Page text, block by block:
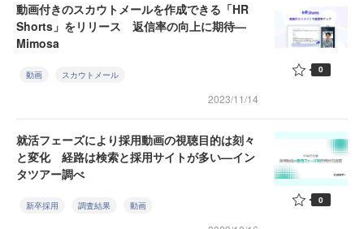
動画付きのスカウトメールを作成できる「HR
Shorts」をリリース 返信率の向上に期待—
Mimosa
動画 スカウトメール
2023/11/14
0
就活フェーズにより採用動画の視聴目的は刻々
と変化 経路は検索と採用サイトが多い—イン
タツアー調べ
新卒採用 調査結果 動画
0